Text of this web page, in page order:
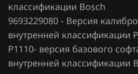
Howo
Hummer
Hyundai
Infiniti
классификации Bosch
9693229080 - Версия
внутренней классификации
P1110- версия базового
внутренней классификации